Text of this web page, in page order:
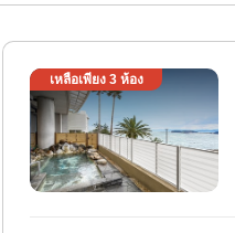
เหลือเพียง 3ห้อง